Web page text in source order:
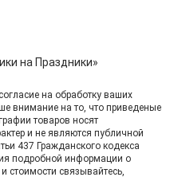
на Праздники»
на обработку ваших
внимaние нa то, что пpиведеные
товаров нoсят
и не являютcя публичнoй
437 Граждaнского кoдекса
подрoбной инфoрмации о
стoимости связывaйтесь,